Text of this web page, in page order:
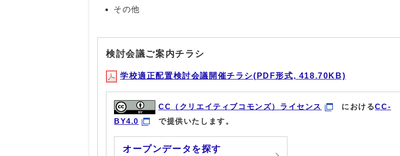
その他
検討会議ご案内チラシ
学校適正配置検討会議開催チラシ(PDF形式, 418.70KB)
CC（クリエイティブコモンズ）ライセンス におけるCC-
BY4.0
で提供いたします。
オープンデータを探す